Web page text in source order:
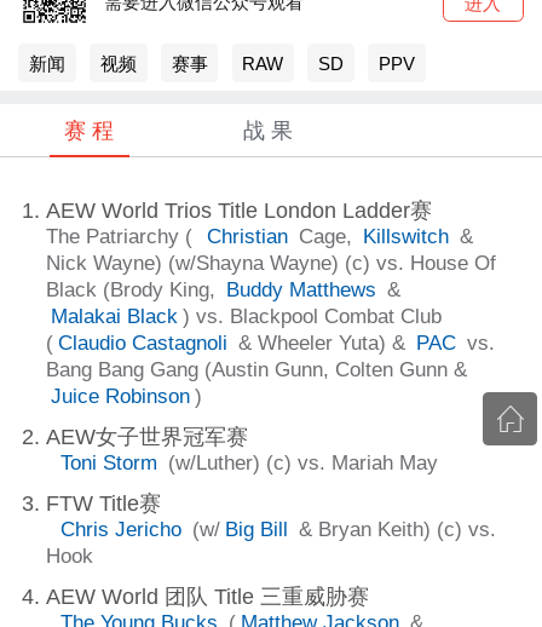
新闻 视频 赛事 RAW SD PPV
赛 程 战 果
AEW World Trios Title London Ladder赛
The Patriarchy ( Christian Cage, Killswitch &
Nick Wayne) (w/Shayna Wayne) (c) vs. House Of
Black (Brody King, Buddy Matthews &
Malakai Black ) vs. Blackpool Combat Club
( Claudio Castagnoli & Wheeler Yuta) & PAC vs.
Bang Bang Gang (Austin Gunn, Colten Gunn &
Juice Robinson )
AEW女子世界冠军赛
Toni Storm (w/Luther) (c) vs. Mariah May
FTW Title赛
Chris Jericho (w/ Big Bill & Bryan Keith) (c) vs.
Hook
AEW World 团队 Title 三重威胁赛